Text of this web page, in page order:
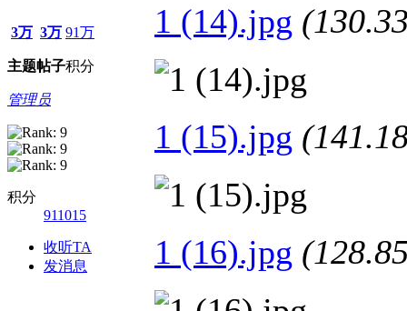
3万
主题
3万
帖子
91万
积分
管理员
积分
911015
收听TA
发消息
1 (14).jpg
1 (15).jpg
1 (16).jpg